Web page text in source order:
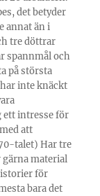
det betyder
annat än i
tre döttrar
spannmål och
på största
inte knäckt
ett intresse för
att
talet) Har tre
gärna material
för
bara det